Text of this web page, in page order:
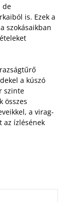
de
is. Ezek a
szokásaikban
a kúszó
szinte
összes
a virag-
az ízlésének